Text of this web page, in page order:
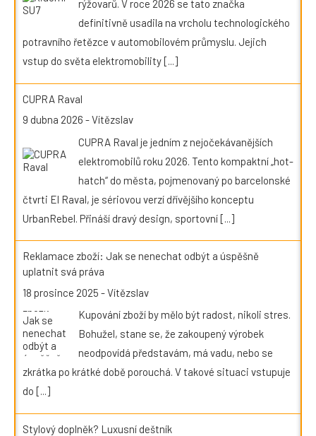
rýžovarů. V roce 2026 se tato značka
definitivně usadila na vrcholu technologického
potravního řetězce v automobilovém průmyslu. Jejich
vstup do světa elektromobility[...]
CUPRA Raval
9 dubna 2026 -Vítězslav
CUPRA Raval je jedním z nejočekávanějších
elektromobilů roku 2026. Tento kompaktní „hot-
hatch“ do města, pojmenovaný po barcelonské
čtvrti El Raval, je sériovou verzí dřívějšího konceptu
UrbanRebel. Přináší dravý design, sportovní[...]
Reklamace zboží: Jak se nenechat odbýt a úspěšně
uplatnit svá práva
18 prosince 2025 -Vítězslav
Kupování zboží by mělo být radost, nikoli stres.
Bohužel, stane se, že zakoupený výrobek
neodpovídá představám, má vadu, nebo se
zkrátka po krátké době porouchá. V takové situaci vstupuje
do [...]
Stylový doplněk? Luxusní deštník